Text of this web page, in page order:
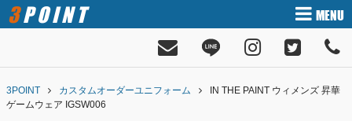
3POINT MENU
3POINT カスタムオーダーユニフォーム
IN THE PAINT ウィメンズ 昇華
ゲームウェア IGSW006